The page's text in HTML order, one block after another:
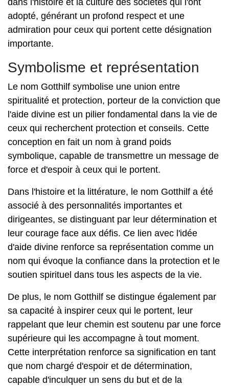
dans l'histoire et la culture des sociétés qui l'ont
adopté, générant un profond respect et une
admiration pour ceux qui portent cette désignation
importante.
Symbolisme et représentation
Le nom Gotthilf symbolise une union entre
spiritualité et protection, porteur de la conviction que
l'aide divine est un pilier fondamental dans la vie de
ceux qui recherchent protection et conseils. Cette
conception en fait un nom à grand poids
symbolique, capable de transmettre un message de
force et d'espoir à ceux qui le portent.
Dans l'histoire et la littérature, le nom Gotthilf a été
associé à des personnalités importantes et
dirigeantes, se distinguant par leur détermination et
leur courage face aux défis. Ce lien avec l'idée
d'aide divine renforce sa représentation comme un
nom qui évoque la confiance dans la protection et le
soutien spirituel dans tous les aspects de la vie.
De plus, le nom Gotthilf se distingue également par
sa capacité à inspirer ceux qui le portent, leur
rappelant que leur chemin est soutenu par une force
supérieure qui les accompagne à tout moment.
Cette interprétation renforce sa signification en tant
que nom chargé d'espoir et de détermination,
capable d'inculquer un sens du but et de la